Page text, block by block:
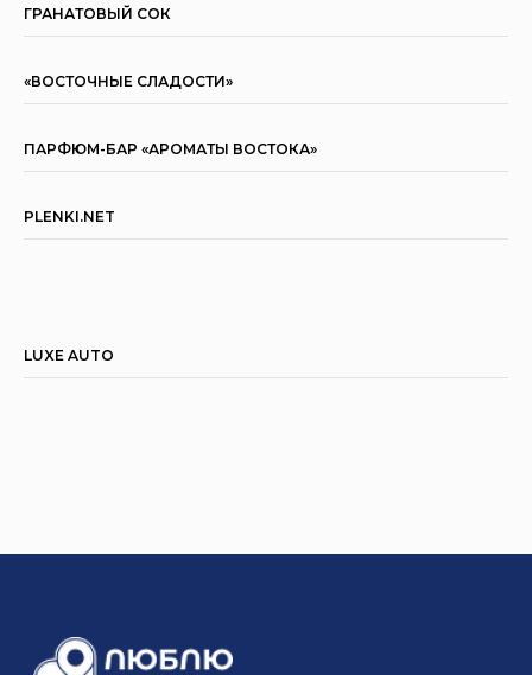
ГРАНАТОВЫЙ СОК
«ВОСТОЧНЫЕ СЛАДОСТИ»
ПАРФЮМ-БАР «АРОМАТЫ ВОСТОКА»
PLENKI.NET
LUXE AUTO
Продолжая использовать сайт, вы даете согласие на
Соглашаюсь на обработку моих персональных
Подписаться на расссылку